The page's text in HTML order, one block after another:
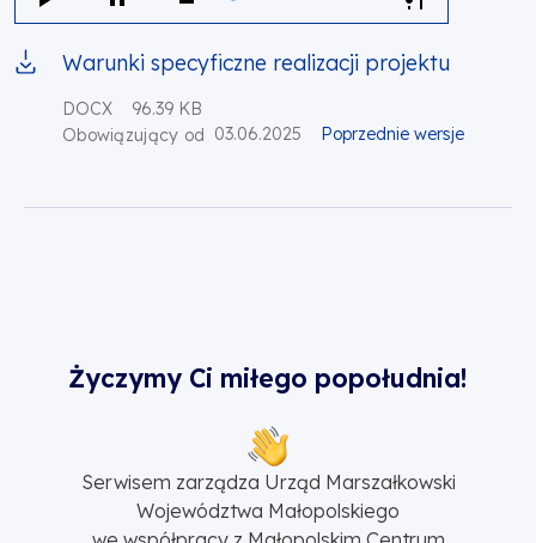
Warunki specyficzne realizacji projektu
DOCX
96.39 KB
Obowiązujący od 03.06.2025 Poprzednie wersje
Życzymy Ci miłego popołudnia!
Serwisem zarządza Urząd Marszałkowski
Województwa Małopolskiego